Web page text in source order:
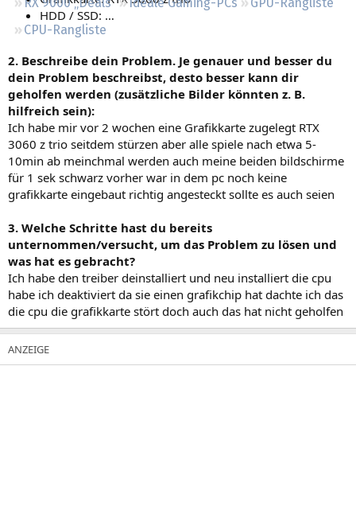
CPU-Rangliste
HDD / SSD: …
2. Beschreibe dein Problem. Je genauer und besser du
dein Problem beschreibst, desto besser kann dir
geholfen werden (zusätzliche Bilder könnten z. B.
hilfreich sein):
Ich habe mir vor 2 wochen eine Grafikkarte zugelegt RTX
3060 z trio seitdem stürzen aber alle spiele nach etwa 5-
10min ab meinchmal werden auch meine beiden bildschirme
für 1 sek schwarz vorher war in dem pc noch keine
grafikkarte eingebaut richtig angesteckt sollte es auch seien
3. Welche Schritte hast du bereits
unternommen/versucht, um das Problem zu lösen und
was hat es gebracht?
Ich habe den treiber deinstalliert und neu installiert die cpu
habe ich deaktiviert da sie einen grafikchip hat dachte ich das
die cpu die grafikkarte stört doch auch das hat nicht geholfen